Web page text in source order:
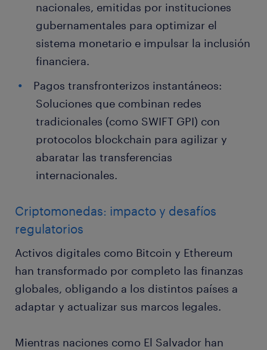
nacionales, emitidas por instituciones
gubernamentales para optimizar el
sistema monetario e impulsar la inclusión
financiera.
Pagos transfronterizos instantáneos:
Soluciones que combinan redes
tradicionales (como SWIFT GPI) con
protocolos blockchain para agilizar y
abaratar las transferencias
internacionales.
Criptomonedas: impacto y desafíos
regulatorios
Activos digitales como Bitcoin y Ethereum
han transformado por completo las finanzas
globales, obligando a los distintos países a
adaptar y actualizar sus marcos legales.
Mientras naciones como El Salvador han